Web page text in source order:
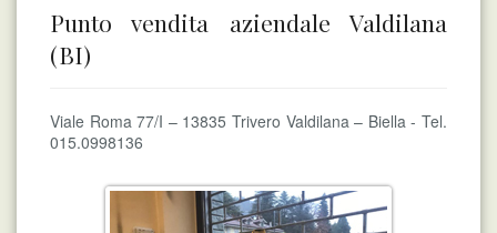
Punto vendita aziendale Valdilana
(BI)
Viale Roma 77/I – 13835 Trivero Valdilana – Biella - Tel.
015.0998136